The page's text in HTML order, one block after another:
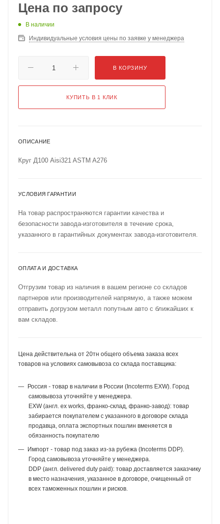
Цена по запросу
В наличии
Индивидуальные условия цены по заявке у менеджера
В КОРЗИНУ
КУПИТЬ В 1 КЛИК
ОПИСАНИЕ
Круг Д100 Aisi321 ASTM A276
УСЛОВИЯ ГАРАНТИИ
На товар распространяются гарантии качества и
безопасности завода-изготовителя в течение срока,
указанного в гарантийных документах завода-изготовителя.
ОПЛАТА И ДОСТАВКА
Отгрузим товар из наличия в вашем регионе со складов
партнеров или производителей напрямую, а также можем
отправить догрузом металл попутным авто с ближайших к
вам складов.
Цена действительна от 20тн общего объема заказа всех
товаров на условиях самовывоза со склада поставщика:
Россия - товар в наличии в России (Incoterms EXW). Город
самовывоза уточняйте у менеджера.
EXW (англ. ex works, франко-склад, франко-завод): товар
забирается покупателем с указанного в договоре склада
продавца, оплата экспортных пошлин вменяется в
обязанность покупателю
Импорт - товар под заказ из-за рубежа (Incoterms DDP).
Город самовывоза уточняйте у менеджера.
DDP (англ. delivered duty paid): товар доставляется заказчику
в место назначения, указанное в договоре, очищенный от
всех таможенных пошлин и рисков.